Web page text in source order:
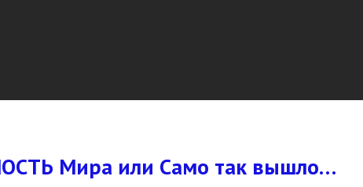
Мира или Само так вышло…